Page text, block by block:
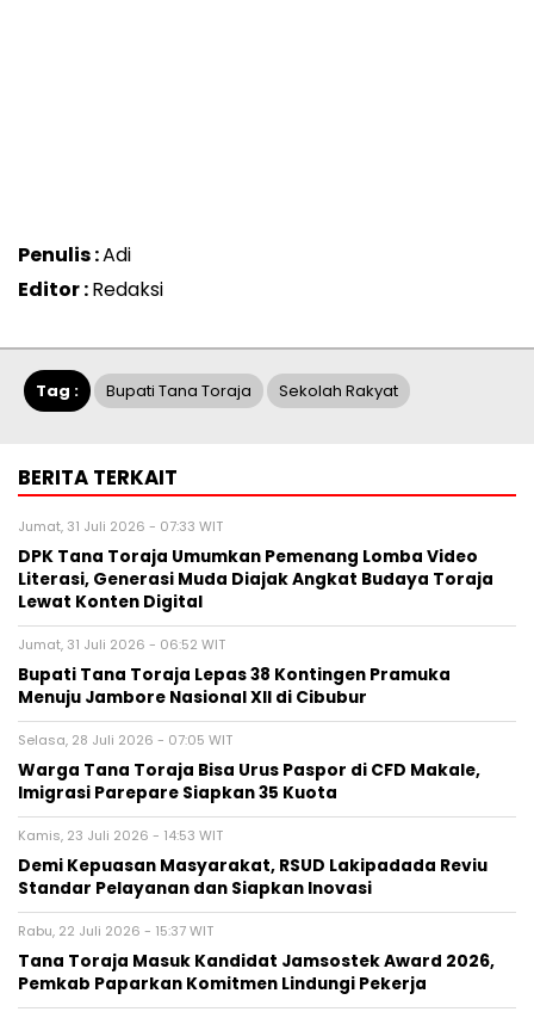
Penulis :Adi
Editor :Redaksi
Tag : Bupati Tana Toraja Sekolah Rakyat
BERITA TERKAIT
Jumat, 31 Juli 2026 - 07:33 WIT
DPK Tana Toraja Umumkan Pemenang Lomba Video
Literasi, Generasi Muda Diajak Angkat Budaya Toraja
Lewat Konten Digital
Jumat, 31 Juli 2026 - 06:52 WIT
Bupati Tana Toraja Lepas 38 Kontingen Pramuka
Menuju Jambore Nasional XII di Cibubur
Selasa, 28 Juli 2026 - 07:05 WIT
Warga Tana Toraja Bisa Urus Paspor di CFD Makale,
Imigrasi Parepare Siapkan 35 Kuota
Kamis, 23 Juli 2026 - 14:53 WIT
Demi Kepuasan Masyarakat, RSUD Lakipadada Reviu
Standar Pelayanan dan Siapkan Inovasi
Rabu, 22 Juli 2026 - 15:37 WIT
Tana Toraja Masuk Kandidat Jamsostek Award 2026,
Pemkab Paparkan Komitmen Lindungi Pekerja